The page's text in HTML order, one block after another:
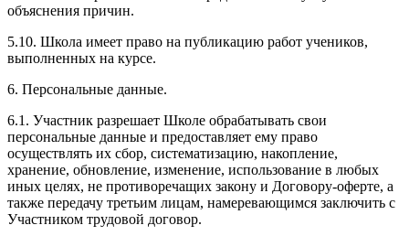
объяснения причин.
5.10. Школа имеет право на публикацию работ учеников,
выполненных на курсе.
6. Персональные данные.
6.1. Участник разрешает Школе обрабатывать свои
персональные данные и предоставляет ему право
осуществлять их сбор, систематизацию, накопление,
хранение, обновление, изменение, использование в любых
иных целях, не противоречащих закону и Договору-оферте, а
также передачу третьим лицам, намеревающимся заключить с
Участником трудовой договор.